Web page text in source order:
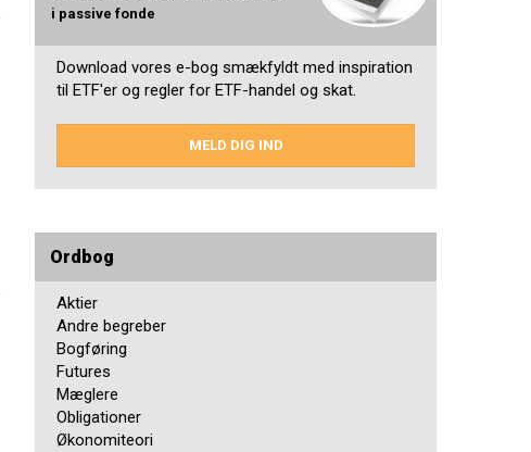
i passive fonde
Download vores e-bog smækfyldt med inspiration
til ETF'er og regler for ETF-handel og skat.
MELD DIG IND
Ordbog
Aktier
Andre begreber
Bogføring
Futures
Mæglere
Obligationer
Økonomiteori